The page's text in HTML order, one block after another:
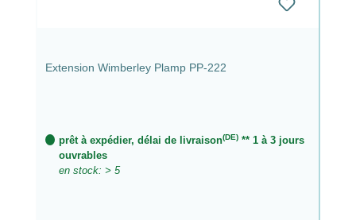
Extension Wimberley Plamp PP-222
prêt à expédier, délai de livraison(DE)** 1 à 3 jours
ouvrables
en stock: > 5